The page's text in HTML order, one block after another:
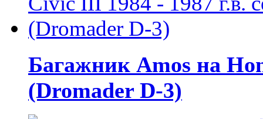
Багажник Amos на
(Dromader D-3)